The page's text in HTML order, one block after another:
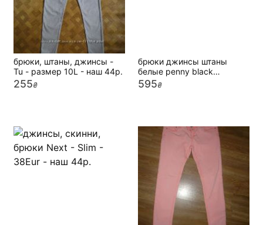
брюки, штаны, джинсы -
Tu - размер 10L - наш 44р.
255₴
брюки джинсы штаны
белые penny black
pennyblack филиппины /
наш 44р
595₴